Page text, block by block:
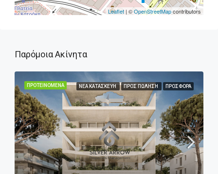
Leaflet | ©OpenStreetMapcontributors
Παρόμοια Ακίνητα
ΠΡΟΤΕΙΝΌΜΕΝΑ ΝΈΑ ΚΑΤΑΣΚΕΥΉ ΠΡΟΣ ΠΏΛΗΣΗ ΠΡΟΣΦΟΡΆ